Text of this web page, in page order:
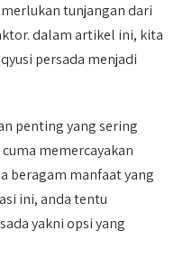
tunjangan dari
dalam artikel ini, kita
persada menjadi
penting yang sering
memercayakan
beragam manfaat yang
ini, anda tentu
yakni opsi yang